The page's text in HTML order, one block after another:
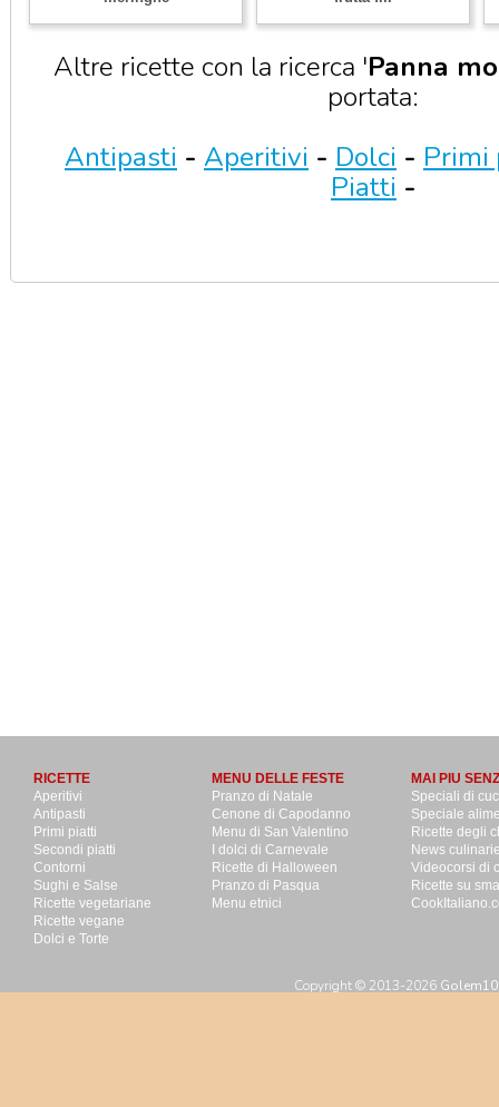
Altre ricette con la ricerca 'Panna
portata:
Antipasti - Aperitivi - Dolci - Primi
Piatti -
RICETTE
Aperitivi
Antipasti
Primi piatti
Secondi piatti
Contorni
Sughi e Salse
Ricette vegetariane
Ricette vegane
Dolci e Torte
MENU DELLE FESTE
Pranzo di Natale
Cenone di Capodanno
Menu di San Valentino
I dolci di Carnevale
Ricette di Halloween
Pranzo di Pasqua
Menu etnici
MAI PIU
Speciali di
Speciale
Ricette degli
News
Videocorsi di
Ricette su
Copyright © 2013-2026